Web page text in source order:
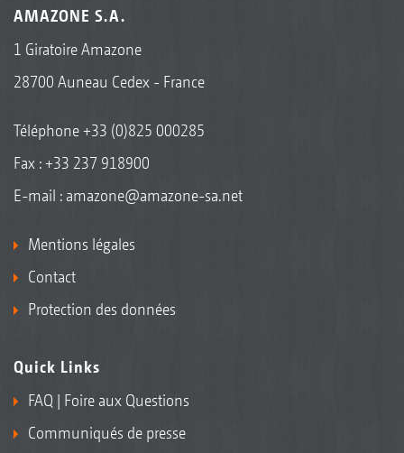
AMAZONE S.A.
1 Giratoire Amazone
28700 Auneau Cedex - France
Téléphone+33 (0)825 000285
Fax : +33 237 918900
E-mail : amazone@amazone-sa.net
Mentions légales
Contact
Protection des données
Quick Links
FAQ | Foire aux Questions
Communiqués de presse